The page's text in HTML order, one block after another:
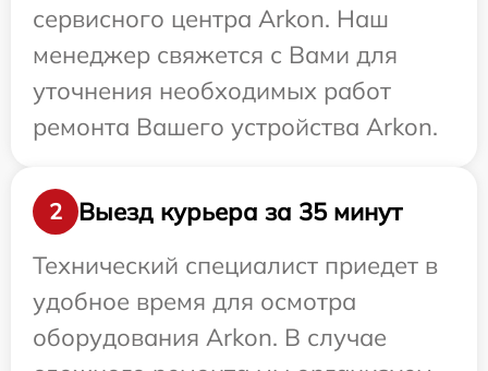
сервисного центра Arkon. Наш
менеджер свяжется с Вами для
уточнения необходимых работ
ремонта Вашего устройства Arkon.
2
Выезд курьера за 35 минут
Технический специалист приедет в
удобное время для осмотра
оборудования Arkon. В случае